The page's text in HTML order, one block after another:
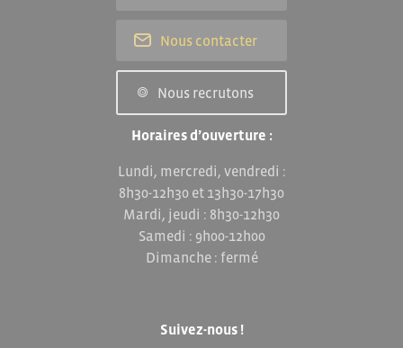
Nous contacter
Nous recrutons
Horaires d’ouverture :
Lundi, mercredi, vendredi :
8h30-12h30 et 13h30-17h30
Mardi, jeudi : 8h30-12h30
Samedi : 9h00-12h00
Dimanche : fermé
Suivez-nous !